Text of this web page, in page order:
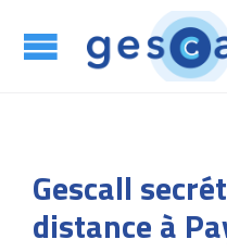
Gescall
distance à